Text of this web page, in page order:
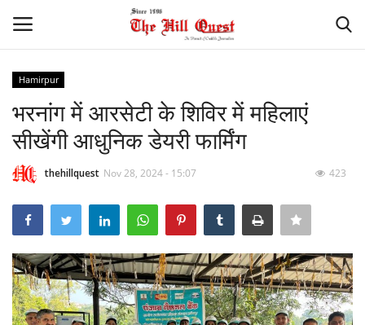
Home
Contact
National
Himachal
Sports
Hamirpur
भरनांग में आरसेटी के शिविर में महिलाएं
सीखेंगी आधुनिक डेयरी फार्मिंग
thehillquest Nov 28, 2024 - 15:07 423